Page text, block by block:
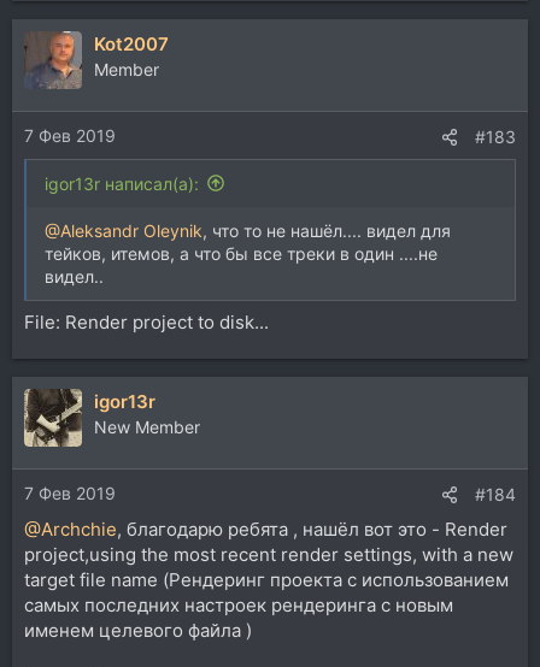
Kot2007
Member
7 Фев 2019 #183
igor13r написал(а):
@Aleksandr Oleynik, что то не нашёл.... видел для
тейков, итемов, а что бы все треки в один ....не
видел..
File: Render project to disk...
igor13r
New Member
7 Фев 2019 #184
@Archchie, благодарю ребята , нашёл вот это - Render
project,using the most recent render settings, with a new
target file name (Рендеринг проекта с использованием
самых последних настроек рендеринга с новым
именем целевого файла )